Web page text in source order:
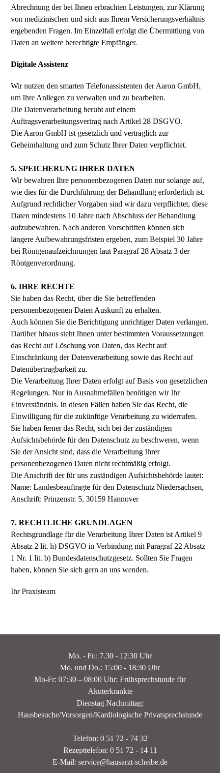
Abrechnung der bei Ihnen erbrachten Leistungen, zur Klärung
von medizinischen und sich aus Ihrem Versicherungsverhältnis
ergebenden Fragen. Im Einzelfall erfolgt die Übermittlung von
Daten an weitere berechtigte Empfänger.
Digitale Assistenz
Wir nutzen den smarten Telefonassistenten der Aaron GmbH,
um Ihre Anliegen zu verwalten und zu bearbeiten.
Die Datenverarbeitung beruht auf einem
Auftragsverarbeitungsvertrag nach Artikel 28 DSGVO.
Die Aaron GmbH ist gesetzlich und vertraglich zur
Geheimhaltung und zum Schutz Ihrer Daten verpflichtet.
5. SPEICHERUNG IHRER DATEN
Wir bewahren Ihre personenbezogenen Daten nur solange auf,
wie dies für die Durchführung der Behandlung erforderlich ist.
Aufgrund rechtlicher Vorgaben sind wir dazu verpflichtet, diese
Daten mindestens 10 Jahre nach Abschluss der Behandlung
aufzubewahren. Nach anderen Vorschriften können sich
längere Aufbewahrungsfristen ergeben, zum Beispiel 30 Jahre
bei Röntgenaufzeichnungen laut Paragraf 28 Absatz 3 der
Röntgenverordnung.
6. IHRE RECHTE
Sie haben das Recht, über die Sie betreffenden
personenbezogenen Daten Auskunft zu erhalten.
Auch können Sie die Berichtigung unrichtiger Daten verlangen.
Darüber hinaus steht Ihnen unter bestimmten Voraussetzungen
das Recht auf Löschung von Daten, das Recht auf
Einschränkung der Datenverarbeitung sowie das Recht auf
Datenübertragbarkeit zu.
Die Verarbeitung Ihrer Daten erfolgt auf Basis von gesetzlichen
Regelungen. Nur in Ausnahmefällen benötigen wir Ihr
Einverständnis. In diesen Fällen haben Sie das Recht, die
Einwilligung für die zukünftige Verarbeitung zu widerrufen.
Sie haben ferner das Recht, sich bei der zuständigen
Aufsichtsbehörde für den Datenschutz zu beschweren, wenn
Sie der Ansicht sind, dass die Verarbeitung Ihrer
personenbezogenen Daten nicht rechtmäßig erfolgt.
Die Anschrift der für uns zuständigen Aufsichtsbehörde lautet:
Name: Landesbeauftragte für den Datenschutz Niedersachsen,
Anschrift: Prinzenstr. 5, 30159 Hannover
7. RECHTLICHE GRUNDLAGEN
Rechtsgrundlage für die Verarbeitung Ihrer Daten ist Artikel 9
Absatz 2 lit. h) DSGVO in Verbindung mit Paragraf 22 Absatz
1 Nr. 1 lit. b) Bundesdatenschutzgesetz. Sollten Sie Fragen
haben, können Sie sich gern an uns wenden.
Ihr Praxisteam
Mo. - Fr.: 7.30 - 12:30 Uhr
Mo. und Do.: 15:00 - 18:30 Uhr
Mo-Fr: 07:30 – 08:00 Uhr: Frühsprechstunde für
Akuterkrankte
Dienstag Nachmittag:
Hausbesuche/Vorsorgen/Kardiologische Privatsprechstunde
Telefon: 0 51 72 - 74 32
Rezepttelefon: 0 51 72 - 14 11
E-Mail: service@hausarzt-scheibe.de